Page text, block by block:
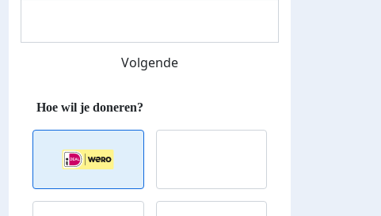
Volgende